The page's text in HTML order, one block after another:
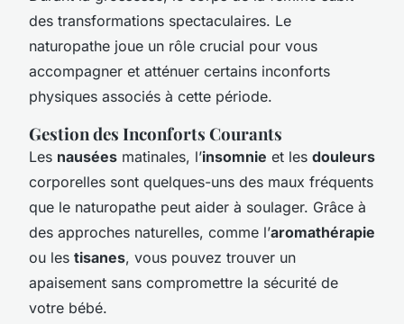
des transformations spectaculaires. Le
naturopathe joue un rôle crucial pour vous
accompagner et atténuer certains inconforts
physiques associés à cette période.
Gestion des Inconforts Courants
Les nausées matinales, l’insomnie et les douleurs
corporelles sont quelques-uns des maux fréquents
que le naturopathe peut aider à soulager. Grâce à
des approches naturelles, comme l’aromathérapie
ou les tisanes, vous pouvez trouver un
apaisement sans compromettre la sécurité de
votre bébé.